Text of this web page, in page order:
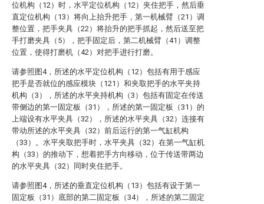
位机构（12）时，水平定位机构（12）夹住把手，然后垂
直定位机构（13）将向上抬升把手，第一机械臂（21）调
整位置，把手夹具（22）将抬升的把手抓起，然后送至把
手打磨夹具（5），把手固定后，第二机械臂（41）调整
位置，使得打磨机（42）对把手进行打磨。
请参照图4，所述的水平定位机构（12）包括有用于感应
把手是否就位的感应模块（121）和夹取把手的水平夹持
机构（3），所述的水平夹持机构（3）包括有固定在传送
带侧边的第一固定板（31），所述的第一固定板（31）的
上端设有水平夹具（32），所述的水平夹具（32）连接有
带动所述的水平夹具（32）前后运行的第一气缸机构
（33）。水平夹取把手时，水平夹具（32）在第一气缸机
构（33）的推动下，想着把手方向移动，位于传送带两边
的水平夹具（32）同时夹住把手。
请参照图4，所述的垂直定位机构（13）包括有设于第一
固定板（31）底部的第二固定板（34），所述的第二固定